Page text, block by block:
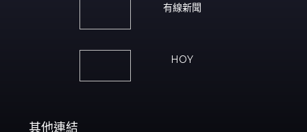
有線新聞
HOY
其他連結